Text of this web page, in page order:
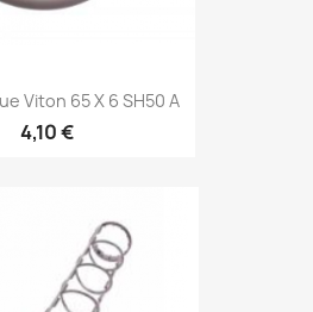
Viton 65 X 6 SH50 A
4,10 €